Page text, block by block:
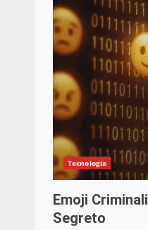
Tecnologia
Emoji
Segreto